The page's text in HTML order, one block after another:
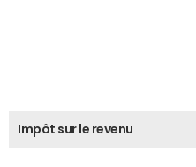
Impôt sur le revenu